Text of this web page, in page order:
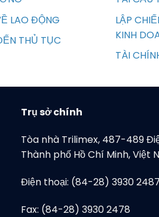
LAO ĐỘNG
THỦ TỤC
LẬP
KINH
TÀI
Trụ sở chính
Tòa nhà Trilimex, 487-489
Thành phố Hồ Chí Minh, Việt
Điện thoại: (84-28) 3930 2487
Fax: (84-28) 3930 2478